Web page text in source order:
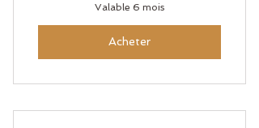
Valable 6 mois
Acheter